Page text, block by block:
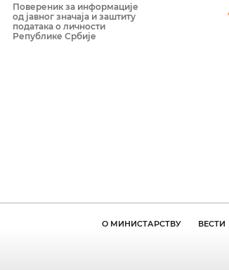
Повереник за информације
од јавног значаја и заштиту
података о личности
Републике Србије
О МИНИСТАРСТВУ ВЕСТИ